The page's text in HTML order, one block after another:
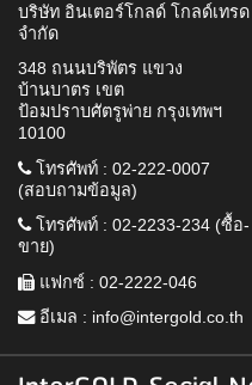
บริษัท อินเตอร์โกลด์ โกลด์เทรด
จำกัด
348 ถนนบริพัตร แขวง
บ้านบาตร เขต
ป้อมปราบศัตรูพ่าย กรุงเทพฯ
10100
โทรศัพท์ : 02-222-0007
(สอบถามข้อมูล)
โทรศัพท์ : 02-2233-234 (ซื้อ-
ขาย)
แฟกซ์ : 02-2222-046
อีเมล : info@intergold.co.th